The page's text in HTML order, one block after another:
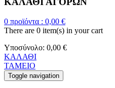
0 προϊόντα : 0,00 €
There are 0 item(s) in your cart
Υποσύνολο: 0,00 €
ΚΑΛΑΘΙ
ΤΑΜΕΙΟ
Toggle navigation